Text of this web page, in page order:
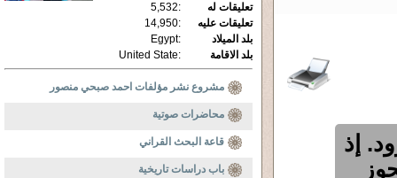
إذ
تعليقات له
:
5,532
تعليقات عليه
:
14,950
بلد الميلاد
:
Egypt
بلد الاقامة
:
United State
مشروع نشر مؤلفات احمد صبحي منصور
محاضرات صوتية
قاعة البحث القراني
باب دراسات تاريخية